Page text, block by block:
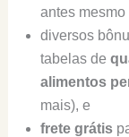
antes
diversos
tabelas de
alimentos
mais), e
frete grátis